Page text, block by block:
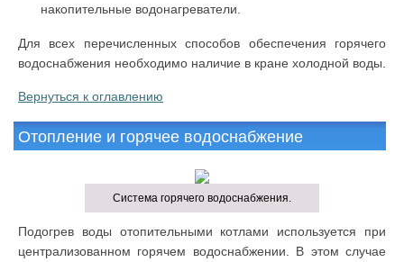
накопительные водонагреватели.
Для всех перечисленных способов обеспечения горячего
водоснабжения необходимо наличие в кране холодной воды.
Вернуться к оглавлению
Отопление и горячее водоснабжение
Система горячего водоснабжения.
Подогрев воды отопительными котлами используется при
централизованном горячем водоснабжении. В этом случае